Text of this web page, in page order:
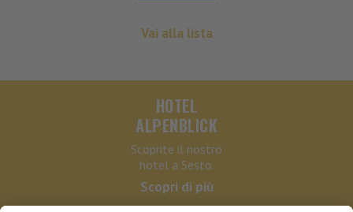
Vai alla lista
HOTEL
ALPENBLICK
Scoprite il nostro
hotel a Sesto.
Scopri di più